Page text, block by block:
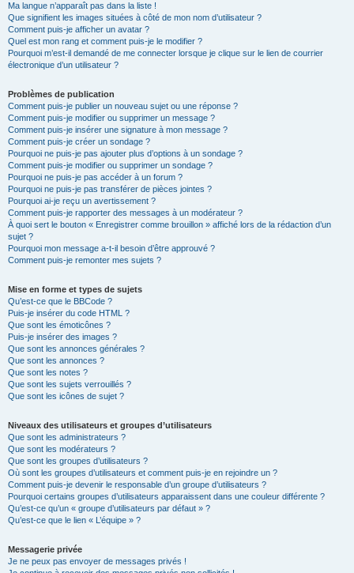
Ma langue n’apparaît pas dans la liste !
Que signifient les images situées à côté de mon nom d’utilisateur ?
Comment puis-je afficher un avatar ?
Quel est mon rang et comment puis-je le modifier ?
Pourquoi m’est-il demandé de me connecter lorsque je clique sur le lien de courrier
électronique d’un utilisateur ?
Problèmes de publication
Comment puis-je publier un nouveau sujet ou une réponse ?
Comment puis-je modifier ou supprimer un message ?
Comment puis-je insérer une signature à mon message ?
Comment puis-je créer un sondage ?
Pourquoi ne puis-je pas ajouter plus d’options à un sondage ?
Comment puis-je modifier ou supprimer un sondage ?
Pourquoi ne puis-je pas accéder à un forum ?
Pourquoi ne puis-je pas transférer de pièces jointes ?
Pourquoi ai-je reçu un avertissement ?
Comment puis-je rapporter des messages à un modérateur ?
À quoi sert le bouton « Enregistrer comme brouillon » affiché lors de la rédaction d’un
sujet ?
Pourquoi mon message a-t-il besoin d’être approuvé ?
Comment puis-je remonter mes sujets ?
Mise en forme et types de sujets
Qu’est-ce que le BBCode ?
Puis-je insérer du code HTML ?
Que sont les émoticônes ?
Puis-je insérer des images ?
Que sont les annonces générales ?
Que sont les annonces ?
Que sont les notes ?
Que sont les sujets verrouillés ?
Que sont les icônes de sujet ?
Niveaux des utilisateurs et groupes d’utilisateurs
Que sont les administrateurs ?
Que sont les modérateurs ?
Que sont les groupes d’utilisateurs ?
Où sont les groupes d’utilisateurs et comment puis-je en rejoindre un ?
Comment puis-je devenir le responsable d’un groupe d’utilisateurs ?
Pourquoi certains groupes d’utilisateurs apparaissent dans une couleur différente ?
Qu’est-ce qu’un « groupe d’utilisateurs par défaut » ?
Qu’est-ce que le lien « L’équipe » ?
Messagerie privée
Je ne peux pas envoyer de messages privés !